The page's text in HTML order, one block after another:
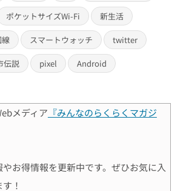
ポケットサイズWi-Fi 新生活
スマートウォッチ twitter
伝説 pixel Android
メディア 『みんなのらくらくマガジ
お得情報を更新中です。ぜひお気に入
！